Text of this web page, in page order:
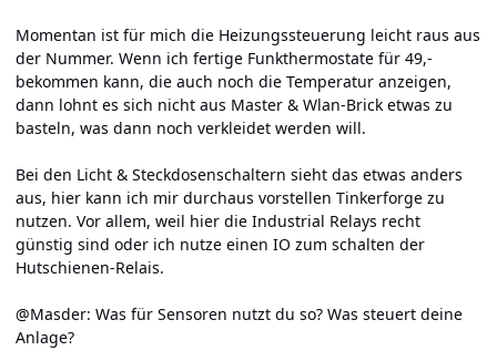
Momentan ist für mich die Heizungssteuerung leicht raus aus
der Nummer. Wenn ich fertige Funkthermostate für 49,-
bekommen kann, die auch noch die Temperatur anzeigen,
dann lohnt es sich nicht aus Master & Wlan-Brick etwas zu
basteln, was dann noch verkleidet werden will.
Bei den Licht & Steckdosenschaltern sieht das etwas anders
aus, hier kann ich mir durchaus vorstellen Tinkerforge zu
nutzen. Vor allem, weil hier die Industrial Relays recht
günstig sind oder ich nutze einen IO zum schalten der
Hutschienen-Relais.
@Masder: Was für Sensoren nutzt du so? Was steuert deine
Anlage?